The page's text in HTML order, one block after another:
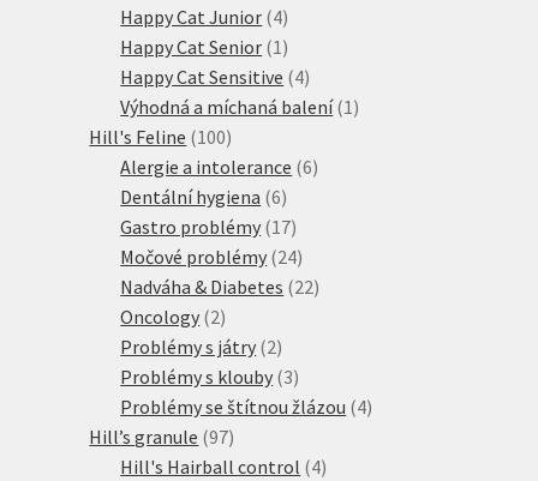
Happy Cat Junior 44
produkty
Happy Cat Senior 1 1
produkt
Happy Cat Sensitive 44
produkty
Výhodná a míchaná balení 1 1
Hill's Feline 100100
produktů
Alergie a intolerance 66
Dentální hygiena 66
produktů
Gastro problémy 1717
produktů
Močové problémy 2424
produktů
Nadváha & Diabetes 2222
Oncology 22
produkty
Problémy s játry 22
produkty
Problémy s klouby 33
produkty
Problémy se štítnou žlázou 44
Hill’s granule 9797
produktů
Hill's Hairball control 44